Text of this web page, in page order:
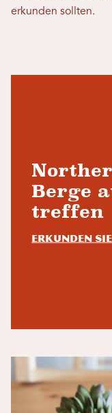
erkunden sollten.
Berge
treffen
Erkunden